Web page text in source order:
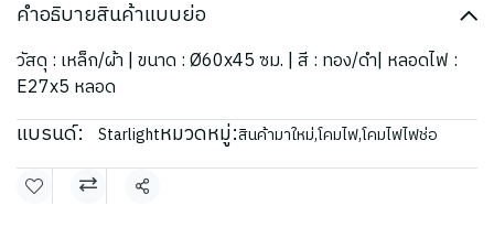
คำอธิบายสินค้าแบบย่อ
วัสดุ : เหล็ก/ผ้า | ขนาด : Ø60x45 ซม. | สี : ทอง/ดำ| หลอดไฟ :
E27x5 หลอด
แบรนด์: Starlightหมวดหมู่:สินค้ามาใหม่,โคมไฟ,โคมไฟไฟช่อ
แชร์